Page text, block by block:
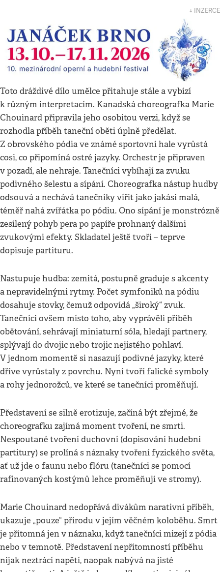
↓ INZERCE
Toto dráždivé dílo umělce přitahuje stále a vybízí
k různým interpretacím. Kanadská choreografka Marie
Chouinard připravila jeho osobitou verzi, když se
rozhodla příběh taneční oběti úplně předělat.
Z obrovského pódia ve známé sportovní hale vyrůstá
cosi, co připomíná ostré jazyky. Orchestr je připraven
v pozadí, ale nehraje. Tanečníci vybíhají za zvuku
podivného šelestu a sípání. Choreografka nástup hudby
odsouvá a nechává tanečníky vířit jako jakási malá,
téměř nahá zvířátka po pódiu. Ono sípání je monstrózně
zesílený pohyb pera po papíře prohnaný dalšími
zvukovými efekty. Skladatel ještě tvoří – teprve
dopisuje partituru.
Nastupuje hudba: zemitá, postupně graduje s akcenty
a nepravidelnými rytmy. Počet symfoniků na pódiu
dosahuje stovky, čemuž odpovídá „široký“ zvuk.
Tanečníci ovšem místo toho, aby vyprávěli příběh
obětování, sehrávají miniaturní sóla, hledají partnery,
splývají do dvojic nebo trojic nejistého pohlaví.
V jednom momentě si nasazují podivné jazyky, které
dříve vyrůstaly z povrchu. Nyní tvoří falické symboly
a rohy jednorožců, ve které se tanečníci proměňují.
Představení se silně erotizuje, začíná být zřejmé, že
choreografku zajímá moment tvoření, ne smrti.
Nespoutané tvoření duchovní (dopisování hudební
partitury) se prolíná s náznaky tvoření fyzického světa,
ať už jde o faunu nebo flóru (tanečníci se pomocí
rafinovaných kostýmů lehce proměňují ve stromy).
Marie Chouinard nedopřává divákům narativní příběh,
ukazuje „pouze“ přírodu v jejím věčném koloběhu. Smrt
je přítomná jen v náznaku, když tanečníci mizejí z pódia
nebo v temnotě. Představení nepřítomností příběhu
nijak neztrácí napětí, naopak nabývá na jisté